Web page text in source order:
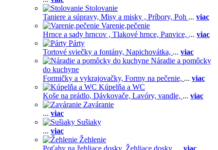
Stolovanie
Taniere a súpravy, Misy a misky , Príbory, Poh ... viac
Varenie,pečenie
Hrnce a sady hrncov , Tlakové hrnce, Panvice, ... viac
Párty
Tortové sviečky a fontány, Napichovátka, ... viac
Náradie a pomôcky
do kuchyne
Formičky a vykrajovačky, Formy na pečenie, ... viac
Kúpelňa a WC
Koše na prádlo, Dávkovače, Lavóry, vandle, ... viac
Zaváranie
... viac
Sušiaky
... viac
Žehlenie
Poťahy na žehliace dosky, Žehliace dosky, ... viac